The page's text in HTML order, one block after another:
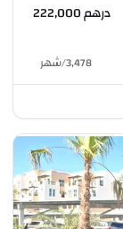
درهم 222,000
3,478
/شهر